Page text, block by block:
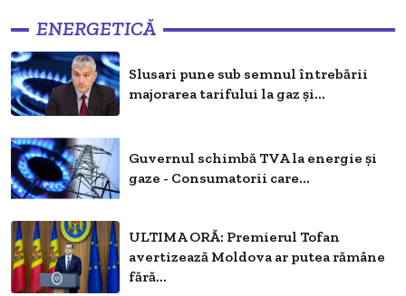
ENERGETICĂ
Slusari pune sub semnul întrebării
majorarea tarifului la gaz și...
Guvernul schimbă TVA la energie și
gaze - Consumatorii care...
ULTIMA ORĂ: Premierul Tofan
avertizează Moldova ar putea rămâne
fără...